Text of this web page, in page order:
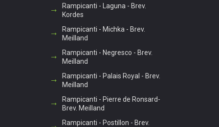
Rampicanti - Laguna - Brev.
Kordes
Rampicanti - Michka - Brev.
Meilland
Rampicanti - Negresco - Brev.
Meilland
Rampicanti - Palais Royal - Brev.
Meilland
Rampicanti - Pierre de Ronsard-
Brev. Meilland
Rampicanti - Postillon - Brev.